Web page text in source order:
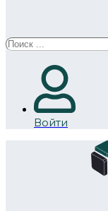
Search
Войти